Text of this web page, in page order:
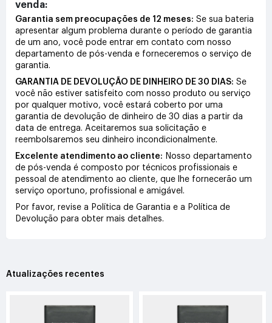
venda:
Garantia sem preocupações de 12 meses: Se sua bateria
apresentar algum problema durante o período de garantia
de um ano, você pode entrar em contato com nosso
departamento de pós-venda e forneceremos o serviço de
garantia.
GARANTIA DE DEVOLUÇÃO DE DINHEIRO DE 30 DIAS: Se
você não estiver satisfeito com nosso produto ou serviço
por qualquer motivo, você estará coberto por uma
garantia de devolução de dinheiro de 30 dias a partir da
data de entrega. Aceitaremos sua solicitação e
reembolsaremos seu dinheiro incondicionalmente.
Excelente atendimento ao cliente: Nosso departamento
de pós-venda é composto por técnicos profissionais e
pessoal de atendimento ao cliente, que lhe fornecerão um
serviço oportuno, profissional e amigável.
Por favor, revise a Política de Garantia e a Política de
Devolução para obter mais detalhes.
Atualizações recentes